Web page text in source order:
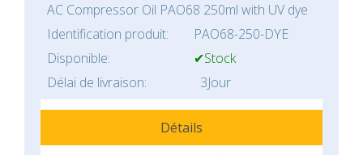
AC Compressor Oil PAO68 250ml with UV dye
Identification produit:
PAO68-250-DYE
Disponible:
✔Stock
Délai de livraison:
3Jour
Détails